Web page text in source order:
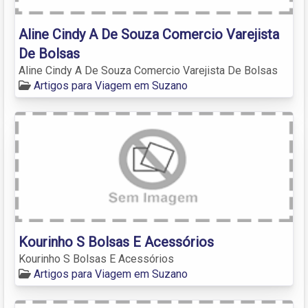
Aline Cindy A De Souza Comercio Varejista
De Bolsas
Aline Cindy A De Souza Comercio Varejista De Bolsas
Artigos para Viagem em Suzano
Kourinho S Bolsas E Acessórios
Kourinho S Bolsas E Acessórios
Artigos para Viagem em Suzano